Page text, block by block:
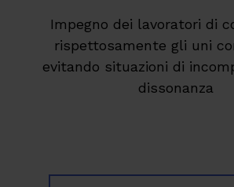
Impegno dei lavoratori di
rispettosamente gli uni
evitando situazioni di
dissonanza